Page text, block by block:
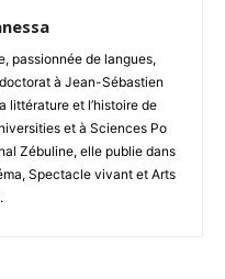
passionnée de langues,
à Jean-Sébastien
littérature et l’histoire de
et à Sciences Po
Zébuline, elle publie dans
Spectacle vivant et Arts